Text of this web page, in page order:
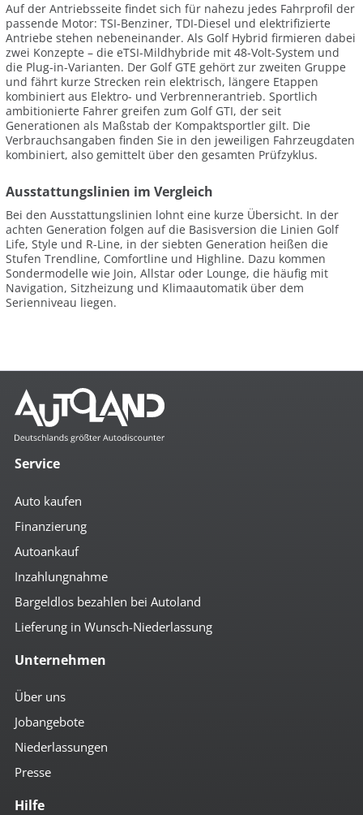
Auf der Antriebsseite findet sich für nahezu jedes Fahrprofil der
passende Motor: TSI-Benziner, TDI-Diesel und elektrifizierte
Antriebe stehen nebeneinander. Als Golf Hybrid firmieren dabei
zwei Konzepte – die eTSI-Mildhybride mit 48-Volt-System und
die Plug-in-Varianten. Der Golf GTE gehört zur zweiten Gruppe
und fährt kurze Strecken rein elektrisch, längere Etappen
kombiniert aus Elektro- und Verbrennerantrieb. Sportlich
ambitionierte Fahrer greifen zum Golf GTI, der seit
Generationen als Maßstab der Kompaktsportler gilt. Die
Verbrauchsangaben finden Sie in den jeweiligen Fahrzeugdaten
kombiniert, also gemittelt über den gesamten Prüfzyklus.
Ausstattungslinien im Vergleich
Bei den Ausstattungslinien lohnt eine kurze Übersicht. In der
achten Generation folgen auf die Basisversion die Linien Golf
Life, Style und R-Line, in der siebten Generation heißen die
Stufen Trendline, Comfortline und Highline. Dazu kommen
Sondermodelle wie Join, Allstar oder Lounge, die häufig mit
Navigation, Sitzheizung und Klimaautomatik über dem
Serienniveau liegen.
Service
Auto kaufen
Finanzierung
Autoankauf
Inzahlungnahme
Bargeldlos bezahlen bei Autoland
Lieferung in Wunsch-Niederlassung
Unternehmen
Über uns
Jobangebote
Niederlassungen
Presse
Hilfe